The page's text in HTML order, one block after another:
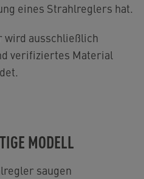
eines Strahlreglers hat.
ausschließlich
verifiziertes Material
MODELL
saugen